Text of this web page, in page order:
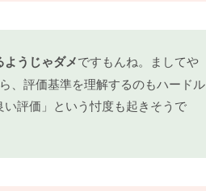
うじゃダメですもんね。ましてや
、評価基準を理解するのもハードル
評価」という忖度も起きそうで